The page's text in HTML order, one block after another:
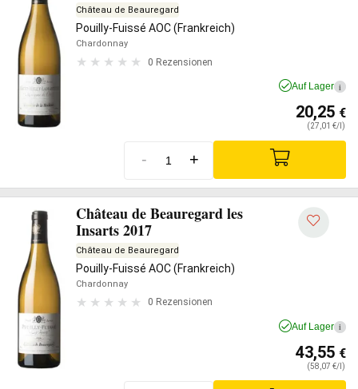
Château de Beauregard
Pouilly-Fuissé AOC (Frankreich)
Chardonnay
0 Rezensionen
Auf Lager i
20,25 €
(27,01 €/l)
- +
Château de Beauregard les
Insarts 2017
Château de Beauregard
Pouilly-Fuissé AOC (Frankreich)
Chardonnay
0 Rezensionen
Auf Lager i
43,55 €
(58,07 €/l)